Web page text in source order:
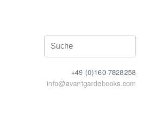
+49 (0)160 7828258
info@avantgardebooks.com